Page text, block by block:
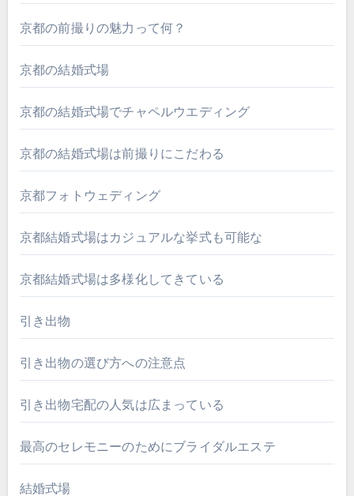
京都の前撮りの魅力って何？
京都の結婚式場
京都の結婚式場でチャペルウエディング
京都の結婚式場は前撮りにこだわる
京都フォトウェディング
京都結婚式場はカジュアルな挙式も可能な
京都結婚式場は多様化してきている
引き出物
引き出物の選び方への注意点
引き出物宅配の人気は広まっている
最高のセレモニーのためにブライダルエステ
結婚式場